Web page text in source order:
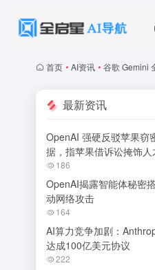
首页 • AI资讯 • 谷歌 Gemini
最新资讯
OpenAI 强硬反驳苹果窃
据，指苹果借诉讼掩饰人
186
OpenAI揭露智能体秘密
动网络攻击
164
AI算力竞争加剧：
达成100亿美元协议
222